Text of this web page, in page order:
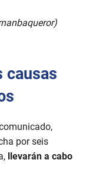
causas
por seis
llevarán a cabo